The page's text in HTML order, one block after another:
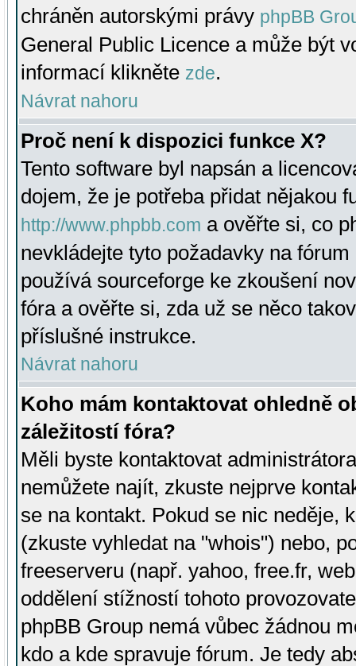
chráněn autorskými právy phpBB
General Public Licence a může být
informací klikněte zde.
Návrat nahoru
Proč není k dispozici funkce X?
Tento software byl napsán a
dojem, že je potřeba přidat nějakou
http://www.phpbb.com a ověřte si, co
nevkládejte tyto požadavky na
používá sourceforge ke zkoušení
fóra a ověřte si, zda už se něco
příslušné instrukce.
Návrat nahoru
Koho mám kontaktovat ohledně
záležitostí fóra?
Měli byste kontaktovat
nemůžete najít, zkuste nejprve
se na kontakt. Pokud se nic neděje,
(zkuste vyhledat na "whois") nebo,
freeserveru (např. yahoo, free.fr,
oddělení stížností tohoto
phpBB Group nemá vůbec žádnou
kdo a kde spravuje fórum. Je tedy